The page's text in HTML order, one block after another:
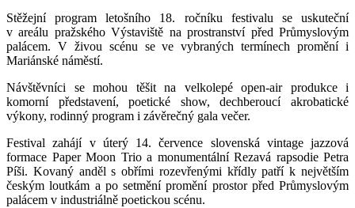
Stěžejní program letošního 18. ročníku festivalu se uskuteční
v areálu pražského Výstaviště na prostranství před Průmyslovým
palácem. V živou scénu se ve vybraných termínech promění i
Mariánské náměstí.
Návštěvníci se mohou těšit na velkolepé open-air produkce i
komorní představení, poetické show, dechberoucí akrobatické
výkony, rodinný program i závěrečný gala večer.
Festival zahájí v úterý 14. července slovenská vintage jazzová
formace Paper Moon Trio a monumentální Rezavá rapsodie Petra
Píši. Kovaný anděl s obřími rozevřenými křídly patří k největším
českým loutkám a po setmění promění prostor před Průmyslovým
palácem v industriálně poetickou scénu.